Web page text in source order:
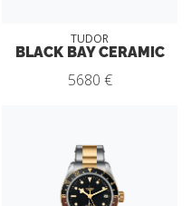
TUDOR
BLACK BAY CERAMIC
5680 €